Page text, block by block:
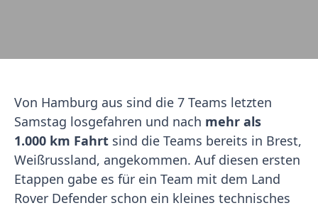
Von Hamburg aus sind die 7 Teams letzten
Samstag losgefahren und nach mehr als
1.000 km Fahrt sind die Teams bereits in Brest,
Weißrussland, angekommen. Auf diesen ersten
Etappen gabe es für ein Team mit dem Land
Rover Defender schon ein kleines technisches